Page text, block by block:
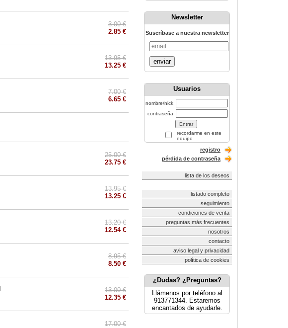
3.00 €
2.85 €
13.95 €
13.25 €
7.00 €
6.65 €
25.00 €
23.75 €
13.95 €
13.25 €
13.20 €
12.54 €
8.95 €
8.50 €
13.00 €
12.35 €
17.00 €
Newsletter
Suscríbase a nuestra newsletter
enviar
Usuarios
nombre/nick
contraseña
recordarme en este
equipo
registro
pérdida de contraseña
lista de los deseos
listado completo
seguimiento
condiciones de venta
preguntas más frecuentes
nosotros
contacto
aviso legal y privacidad
política de cookies
¿Dudas? ¿Preguntas?
Llámenos por teléfono al
913771344. Estaremos
encantados de ayudarle.